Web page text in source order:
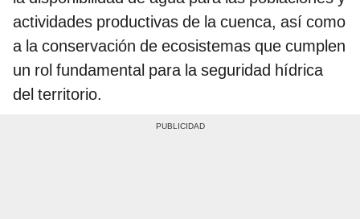
actividades productivas de la cuenca, así como
a la conservación de ecosistemas que cumplen
un rol fundamental para la seguridad hídrica
del territorio.